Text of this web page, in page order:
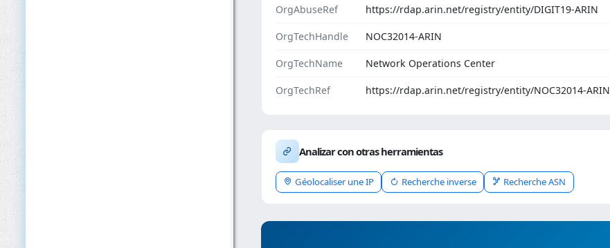
OrgAbuseRef https://rdap.arin.net/registry/entity/DIGIT19-ARIN
OrgTechHandle NOC32014-ARIN
OrgTechName Network Operations Center
OrgTechRef https://rdap.arin.net/registry/entity/NOC32014-ARIN
Analizar con otras herramientas
Géolocaliser une IP Recherche inverse Recherche ASN